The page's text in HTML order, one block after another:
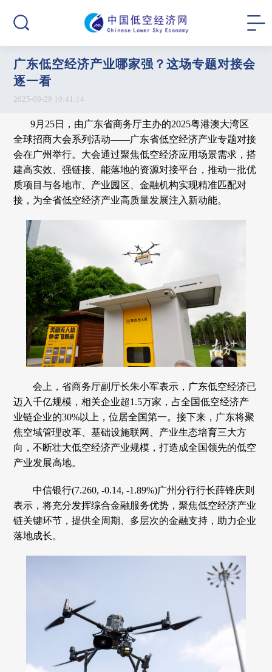
广东低空经济产业哪家强？这场专题对接会
逐一看
2025-09-29 10:41:14
9月25日，由广东省商务厅主办的2025粤港澳大湾区
全球招商大会系列活动——广东省低空经济产业专题对接
会在广州举行。大会通过聚焦低空经济应用场景需求，搭
建高实效、强链接、能落地的资源对接平台，推动一批优
质项目与各地市、产业园区、金融机构实现精准匹配对
接，为全省低空经济产业高质量发展注入新动能。
会上，省商务厅副厅长朱小军表示，广东低空经济已
迈入千亿规模，相关企业超1.5万家，占全国低空经济产
业链企业的30%以上，位居全国第一。接下来，广东将聚
焦空域管理改革、基础设施联网、产业生态培育三大方
向，不断壮大低空经济产业规模，打造成全国领先的低空
产业发展高地。
中信银行(7.260, -0.14, -1.89%)广州分行行长薛锋庆则
表示，将充分发挥综合金融服务优势，聚焦低空经济产业
链关键环节，提供全周期、多层次的金融支持，助力企业
落地成长。